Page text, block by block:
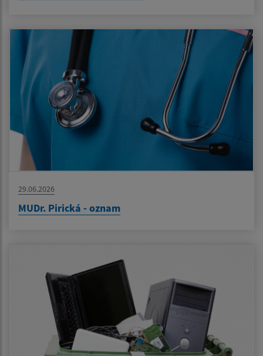
29.06.2026
MUDr. Pirická - oznam